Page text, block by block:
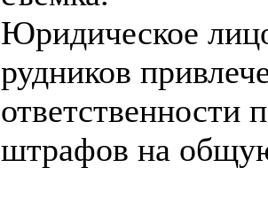
Юридическое
рудников
штрафов на